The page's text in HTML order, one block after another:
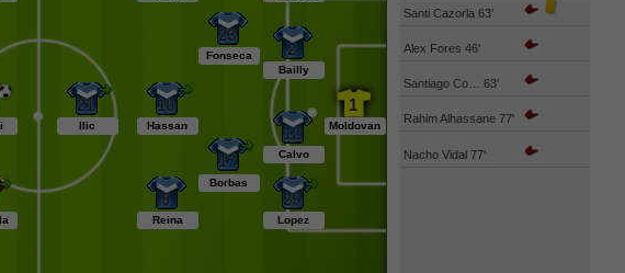
25
Lopez
5
Reina
17
Borbas
12
Calvo
1
Moldovan
10
Hassan
21
Ilic
2
Bailly
23
Fonseca
Santi Cazorla 63'
Alex Fores 46'
Santiago Co… 63'
Rahim Alhassane 77'
Nacho Vidal 77'